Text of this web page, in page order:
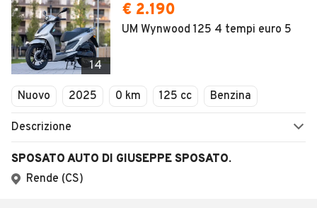
14
€ 2.190
UM Wynwood 125 4 tempi euro 5
Nuovo 2025 0 km 125 cc Benzina
Descrizione
SPOSATO AUTO DI GIUSEPPE SPOSATO.
Rende (CS)